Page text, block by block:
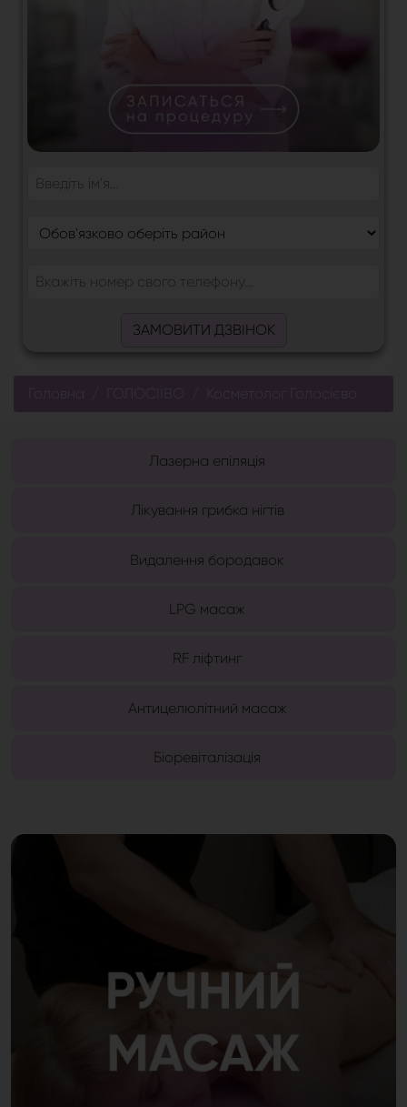
ЗАМОВИТИ ДЗВІНОК
Головна
Лазерна епіляція
Лікування грибка нігтів
Видалення бородавок
LPG масаж
RF ліфтинг
Антицелюлітний масаж
Біоревіталізація